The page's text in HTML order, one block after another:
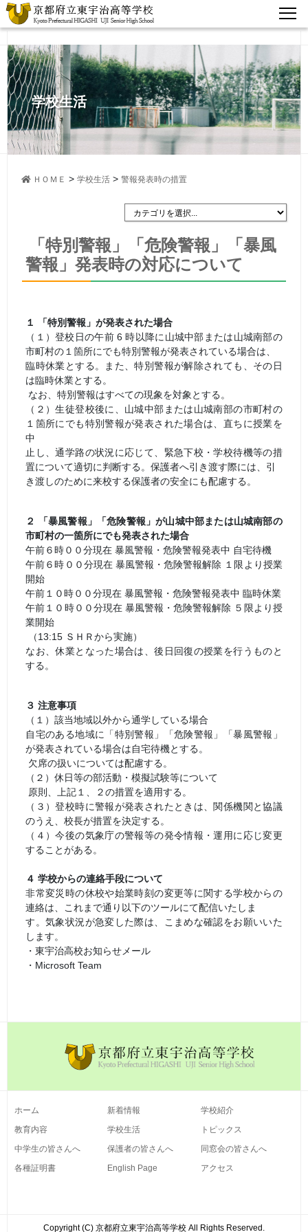
学校生活
ＨＯＭＥ > 学校生活 > 警報発表時の措置
「特別警報」「危険警報」「暴風
警報」発表時の対応について
１ 「特別警報」が発表された場合
（１）登校日の午前 6 時以降に山城中部または山城南部の
市町村の１箇所にでも特別警報が発表されている場合は、
臨時休業とする。また、特別警報が解除されても、その日
は臨時休業とする。
なお、特別警報はすべての現象を対象とする。
（２）生徒登校後に、山城中部または山城南部の市町村の
１箇所にでも特別警報が発表された場合は、直ちに授業を
中
止し、通学路の状況に応じて、緊急下校・学校待機等の措
置について適切に判断する。保護者へ引き渡す際には、引
き渡しのために来校する保護者の安全にも配慮する。
２ 「暴風警報」「危険警報」が山城中部または山城南部の
市町村の一箇所にでも発表された場合
午前６時００分現在 暴風警報・危険警報発表中 自宅待機
午前６時００分現在 暴風警報・危険警報解除 １限より授業
開始
午前１０時００分現在 暴風警報・危険警報発表中 臨時休業
午前１０時００分現在 暴風警報・危険警報解除 ５限より授
業開始
（13:15 ＳＨＲから実施）
なお、休業となった場合は、後日回復の授業を行うものと
する。
３ 注意事項
（１）該当地域以外から通学している場合
自宅のある地域に「特別警報」「危険警報」「暴風警報」
が発表されている場合は自宅待機とする。
欠席の扱いについては配慮する。
（２）休日等の部活動・模擬試験等について
原則、上記１、２の措置を適用する。
（３）登校時に警報が発表されたときは、関係機関と協議
のうえ、校長が措置を決定する。
（４）今後の気象庁の警報等の発令情報・運用に応じ変更
することがある。
４ 学校からの連絡手段について
非常変災時の休校や始業時刻の変更等に関する学校からの
連絡は、これまで通り以下のツールにて配信いたしま
す。気象状況が急変した際は、こまめな確認をお願いいた
します。
・東宇治高校お知らせメール
・Microsoft Team
ホーム 新着情報
学校紹介
教育内容
学校生活
トピックス
中学生の皆さんへ
保護者の皆さんへ
同窓会の皆さんへ
各種証明書
English Page アクセス
Copyright (C) 京都府立東宇治高等学校 All Rights Reserved.